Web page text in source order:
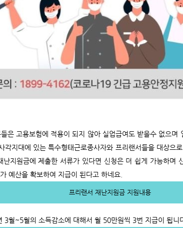
은 고용보험에 적용이 되지 않아 실업급여도 받을수 없으며
각지대에 있는 특수형태근로종사자와 프리랜서들을 대상으
난지원금에 제출한 서류가 있다면 신청은 더 쉽게 가능하며
예산을 확보하여 지급이 된다고 하네요.
프리랜서 재난지원금 지원내용
3월~5월의 소득감소에 대해서 월 50만원씩 3번 지급이 됩니